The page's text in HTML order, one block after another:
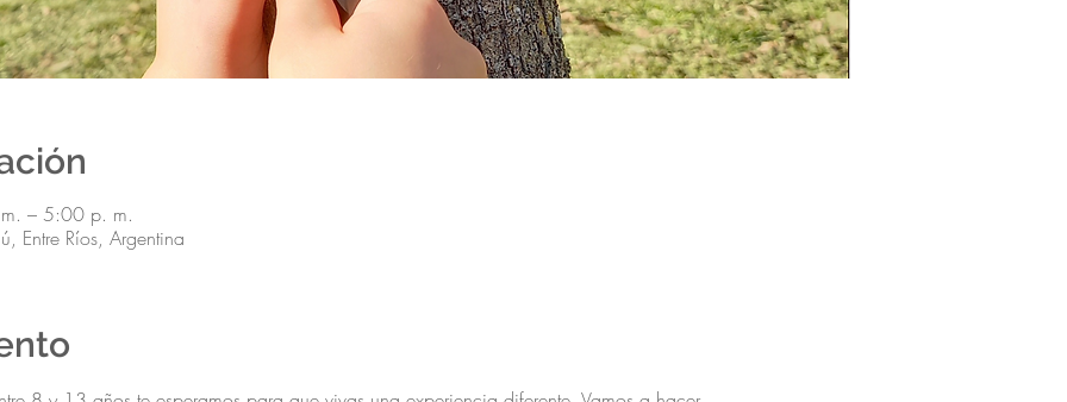
– 5:00 p. m.
Entre Ríos, Argentina